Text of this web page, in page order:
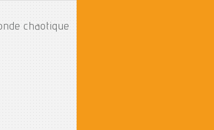
chaotique